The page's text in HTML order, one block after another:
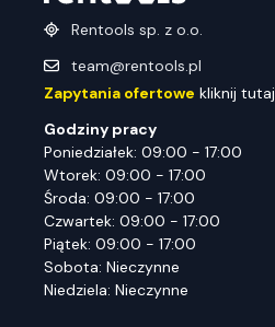
Rentools sp. z o.o.
team@rentools.pl
Zapytania ofertowe kliknij tutaj
Godziny pracy
Poniedziałek: 09:00 - 17:00
Wtorek: 09:00 - 17:00
Środa: 09:00 - 17:00
Czwartek: 09:00 - 17:00
Piątek: 09:00 - 17:00
Sobota: Nieczynne
Niedziela: Nieczynne